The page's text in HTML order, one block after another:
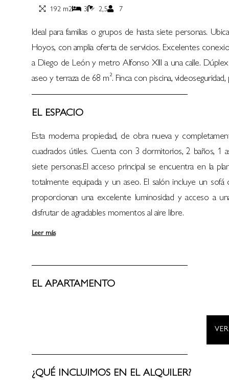
192 m2 3 2,5 7
Ideal para familias o grupos de hasta siete personas.
Hoyos, con amplia oferta de servicios. Excelentes
a Diego de León y metro Alfonso XIII a una calle.
aseo y terraza de 68 m². Finca con piscina,
EL ESPACIO
Esta moderna propiedad, de obra nueva y
cuadrados útiles. Cuenta con 3 dormitorios, 2 baños, 1
siete personas.El acceso principal se encuentra en la
totalmente equipada y un aseo. El salón incluye un
proporcionan una excelente luminosidad y acceso a
disfrutar de agradables momentos al aire libre.
Leer más
EL APARTAMENTO
¿QUÉ INCLUIMOS EN EL ALQUILER?